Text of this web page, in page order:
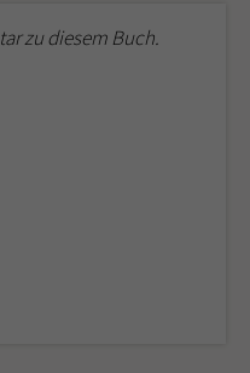
zu diesem Buch.